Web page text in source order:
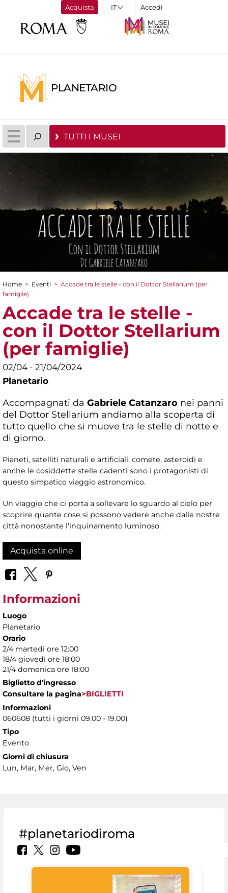
Acquista Accedi
PLANETARIO
TUTTI I MUSEI
Tu sei qui
Home > Eventi > Accade tra le stelle - con il Dottor Stellarium (per
famiglie)
Accade tra le stelle -
con il Dottor Stellarium
(per famiglie)
02/04 - 21/04/2024
Planetario
Accompagnati da Gabriele Catanzaro nei panni
del Dottor Stellarium andiamo alla scoperta di
tutto quello che si muove tra le stelle di notte e
di giorno.
Pianeti, satelliti naturali e artificiali, comete, asteroidi e
anche le cosiddette stelle cadenti sono i protagonisti di
questo simpatico viaggio astronomico.
Un viaggio che ci porta a sollevare lo sguardo al cielo per
scoprire quante cose si possono vedere anche dalle nostre
città nonostante l'inquinamento luminoso.
Acquista online
Informazioni
Luogo
Planetario
Orario
2/4 martedì ore 12:00
18/4 giovedì ore 18:00
21/4 domenica ore 18:00
Biglietto d'ingresso
Consultare la pagina>BIGLIETTI
Informazioni
060608 (tutti i giorni 09.00 - 19.00)
Tipo
Evento
Giorni di chiusura
Lun, Mar, Mer, Gio, Ven
#planetariodiroma